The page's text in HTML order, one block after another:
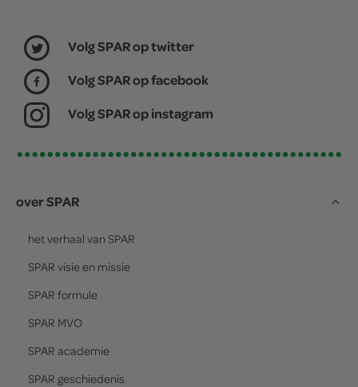
Volg SPAR op twitter
Volg SPAR op facebook
Volg SPAR op instagram
over SPAR
het verhaal van SPAR
SPAR visie en missie
SPAR formule
SPAR MVO
SPAR academie
SPAR geschiedenis